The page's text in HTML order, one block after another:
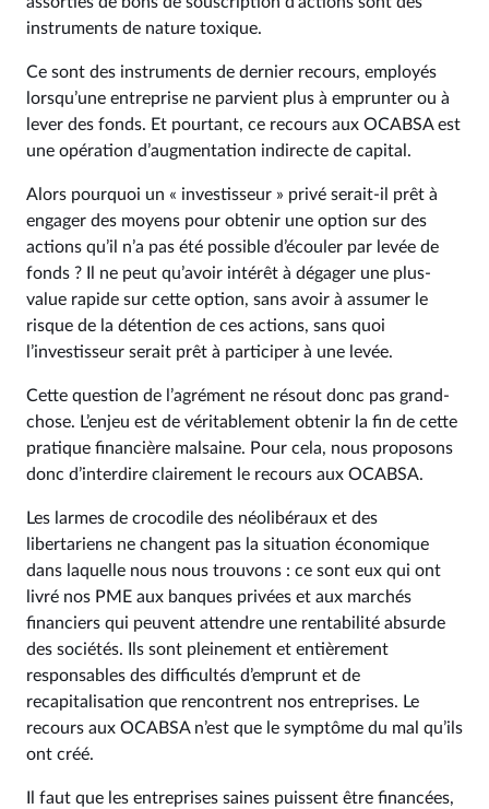
instruments de nature toxique.
Ce sont des instruments de dernier recours, employés
lorsqu’une entreprise ne parvient plus à emprunter ou à
lever des fonds. Et pourtant, ce recours aux OCABSA est
une opération d’augmentation indirecte de capital.
Alors pourquoi un « investisseur » privé serait-il prêt à
engager des moyens pour obtenir une option sur des
actions qu’il n’a pas été possible d’écouler par levée de
fonds ? Il ne peut qu’avoir intérêt à dégager une plus-
value rapide sur cette option, sans avoir à assumer le
risque de la détention de ces actions, sans quoi
l’investisseur serait prêt à participer à une levée.
Cette question de l’agrément ne résout donc pas grand-
chose. L’enjeu est de véritablement obtenir la fin de cette
pratique financière malsaine. Pour cela, nous proposons
donc d’interdire clairement le recours aux OCABSA.
Les larmes de crocodile des néolibéraux et des
libertariens ne changent pas la situation économique
dans laquelle nous nous trouvons : ce sont eux qui ont
livré nos PME aux banques privées et aux marchés
financiers qui peuvent attendre une rentabilité absurde
des sociétés. Ils sont pleinement et entièrement
responsables des difficultés d’emprunt et de
recapitalisation que rencontrent nos entreprises. Le
recours aux OCABSA n’est que le symptôme du mal qu’ils
ont créé.
Il faut que les entreprises saines puissent être financées,